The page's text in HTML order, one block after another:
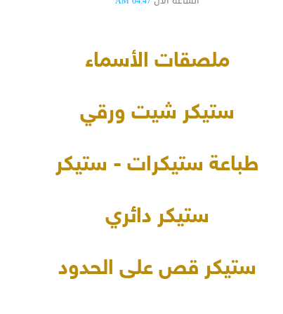
ملصقات الأسماء
ستيكر شيت ورقي
طباعة ستيكرات - ستيكر
ستيكر دائري
ستيكر قص على الحدود